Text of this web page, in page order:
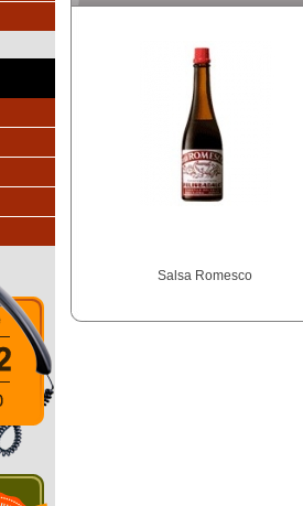
Salsa Romesco